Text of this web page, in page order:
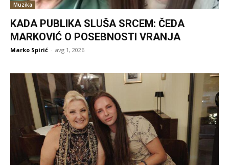
Muzika
KADA PUBLIKA SLUŠA SRCEM: ČEDA
MARKOVIĆ O POSEBNOSTI VRANJA
Marko Spirić - avg 1, 2026